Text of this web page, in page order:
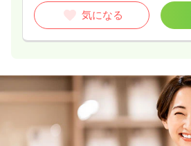
気になる